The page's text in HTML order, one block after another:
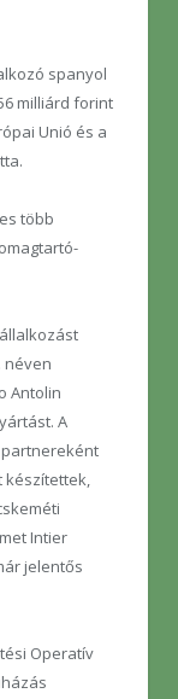
spanyol
milliárd forint
Unió és a
több
néven
Antolin
A
készítettek,
Intier
jelentős
Operatív